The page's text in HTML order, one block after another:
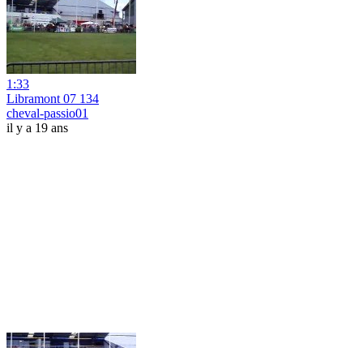
1:33
Libramont 07 134
cheval-passio01
il y a 19 ans